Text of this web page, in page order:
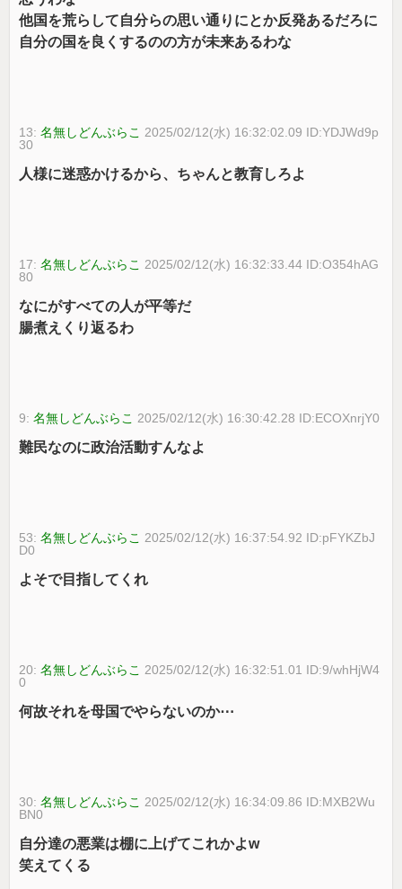
他国を荒らして自分らの思い通りにとか反発あるだろに
自分の国を良くするのの方が未来あるわな
13:名無しどんぶらこ 2025/02/12(水) 16:32:02.09 ID:YDJWd9p
30
人様に迷惑かけるから、ちゃんと教育しろよ
17:名無しどんぶらこ 2025/02/12(水) 16:32:33.44 ID:O354hAG
80
なにがすべての人が平等だ
腸煮えくり返るわ
9:名無しどんぶらこ 2025/02/12(水) 16:30:42.28 ID:ECOXnrjY0
難民なのに政治活動すんなよ
53:名無しどんぶらこ 2025/02/12(水) 16:37:54.92 ID:pFYKZbJ
D0
よそで目指してくれ
20:名無しどんぶらこ 2025/02/12(水) 16:32:51.01 ID:9/whHjW4
0
何故それを母国でやらないのか⋯
30:名無しどんぶらこ 2025/02/12(水) 16:34:09.86 ID:MXB2Wu
BN0
自分達の悪業は棚に上げてこれかよw
笑えてくる